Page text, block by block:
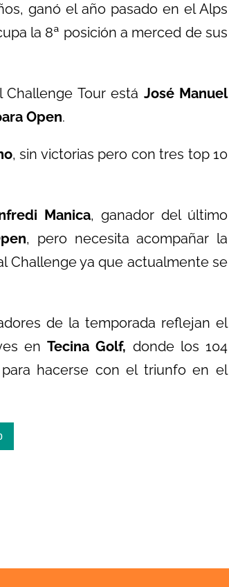
ganó el año pasado en el Alps
la 8ª posición a merced de sus
Tour está José Manuel
Open.
, sin victorias pero con tres top 10
Manica, ganador del último
, pero necesita acompañar la
Challenge ya que actualmente se
de la temporada reflejan el
enTecina Golf, donde los 104
hacerse con el triunfo en el